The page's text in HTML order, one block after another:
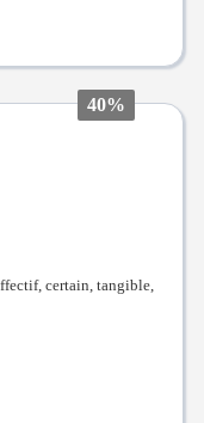
40%
certain, tangible,